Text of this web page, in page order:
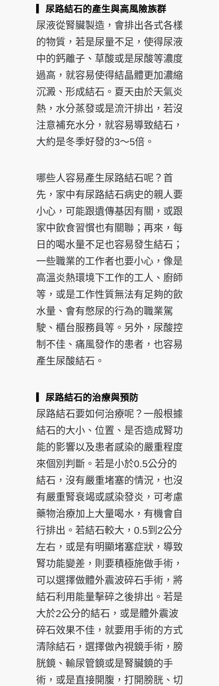
▎尿路結石的產生與高風險族群
尿液從腎臟製造，會排出各式各樣
的物質，若是尿量不足，使得尿液
中的鈣離子、草酸或是尿酸等濃度
過高，就容易使得結晶體更加濃縮
沉澱、形成結石。夏天由於天氣炎
熱，水分蒸發或是流汗排出，若沒
注意補充水分，就容易導致結石，
大約是冬季好發的3～5倍。
哪些人容易產生尿路結石呢？首
先，家中有尿路結石病史的親人要
小心，可能跟遺傳基因有關，或跟
家中飲食習慣也有關聯；再來，每
日的喝水量不足也容易發生結石；
一些職業的工作者也要小心，像是
高溫炎熱環境下工作的工人、廚師
等，或是工作性質無法有足夠的飲
水量、會有憋尿的行為的職業駕
駛、櫃台服務員等。另外，尿酸控
制不佳、痛風發作的患者，也容易
產生尿酸結石。
▎尿路結石的治療與預防
尿路結石要如何治療呢？一般根據
結石的大小、位置、是否造成腎功
能的影響以及患者感染的嚴重程度
來個別判斷。若是小於0.5公分的
結石，沒有嚴重堵塞的情況，也沒
有嚴重腎衰竭或感染發炎，可考慮
藥物治療加上大量喝水，有機會自
行排出。若結石較大，0.5到2公分
左右，或是有明顯堵塞症狀，導致
腎功能變差，則要積極施做手術，
可以選擇做體外震波碎石手術，將
結石利用能量擊碎之後排出。若是
大於2公分的結石，或是體外震波
碎石效果不佳，就要用手術的方式
清除結石，選擇做內視鏡手術，膀
胱鏡、輸尿管鏡或是腎臟鏡的手
術，或是直接開腹，打開膀胱、切